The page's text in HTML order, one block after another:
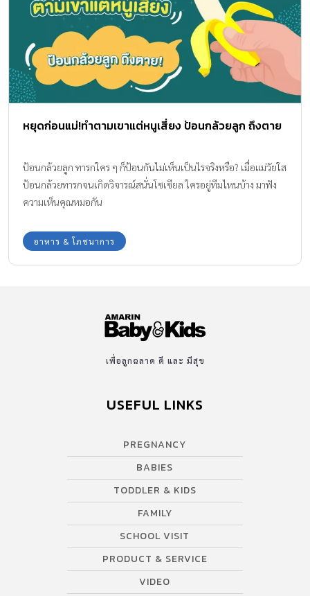
หยุดก่อนแม่!ทำตามเขาแต่หนูเสี่ยง ป้อนกล้วยลูก ถึงตาย
ป้อนกล้วยลูก ทารกใคร ๆ ก็ป้อนกันไม่เห็นเป็นไรจริงหรือ? เมื่อแม่วัยใส
ป้อนกล้วยทารกจนเกิดวิจารณ์สนั่นโซเซียล ใครอยู่ทีมไหนบ้าง มาฟัง
ความเห็นคุณหมอกัน
อาหาร & โภชนาการ
เพื่อลูกฉลาด ดี และ มีสุข
USEFUL LINKS
PREGNANCY
BABIES
TODDLER & KIDS
FAMILY
SCHOOL VISIT
PRODUCT & SERVICE
VIDEO